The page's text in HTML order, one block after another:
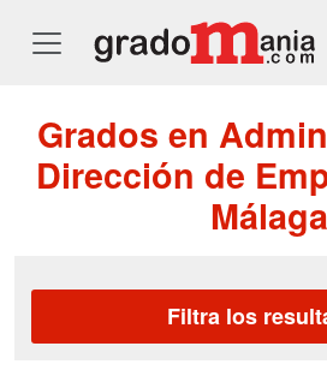
Grados en
Dirección de
Málaga
Filtra los